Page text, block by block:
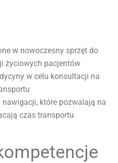
w nowoczesny sprzęt do
życiowych pacjentów
w celu konsultacji na
nawigacji, które pozwalają na
czas transportu